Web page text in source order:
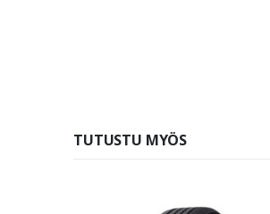
TUTUSTU MYÖS